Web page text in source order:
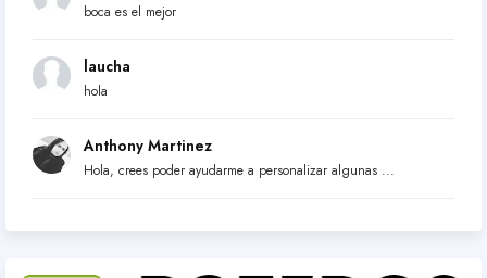
boca es el mejor
laucha
hola
Anthony Martinez
Hola, crees poder ayudarme a personalizar algunas ...